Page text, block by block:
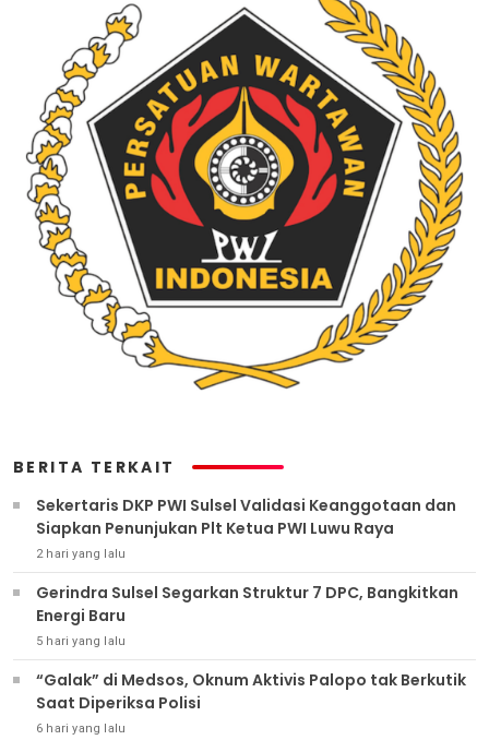
BERITA TERKAIT
Sekertaris DKP PWI Sulsel Validasi Keanggotaan dan
Siapkan Penunjukan Plt Ketua PWI Luwu Raya
2 hari yang lalu
Gerindra Sulsel Segarkan Struktur 7 DPC, Bangkitkan
Energi Baru
5 hari yang lalu
“Galak” di Medsos, Oknum Aktivis Palopo tak Berkutik
Saat Diperiksa Polisi
6 hari yang lalu